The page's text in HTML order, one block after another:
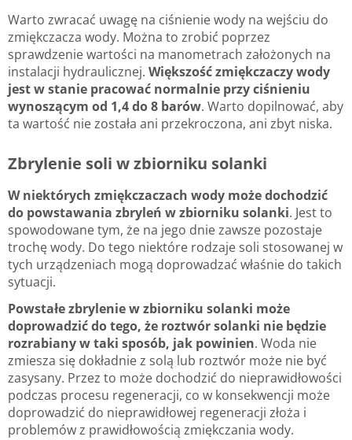
Warto zwracać uwagę na ciśnienie wody na wejściu do
zmiękczacza wody. Można to zrobić poprzez
sprawdzenie wartości na manometrach założonych na
instalacji hydraulicznej. Większość zmiękczaczy wody
jest w stanie pracować normalnie przy ciśnieniu
wynoszącym od 1,4 do 8 barów. Warto dopilnować, aby
ta wartość nie została ani przekroczona, ani zbyt niska.
Zbrylenie soli w zbiorniku solanki
W niektórych zmiękczaczach wody może dochodzić
do powstawania zbryleń w zbiorniku solanki. Jest to
spowodowane tym, że na jego dnie zawsze pozostaje
trochę wody. Do tego niektóre rodzaje soli stosowanej w
tych urządzeniach mogą doprowadzać właśnie do takich
sytuacji.
Powstałe zbrylenie w zbiorniku solanki może
doprowadzić do tego, że roztwór solanki nie będzie
rozrabiany w taki sposób, jak powinien. Woda nie
zmiesza się dokładnie z solą lub roztwór może nie być
zasysany. Przez to może dochodzić do nieprawidłowości
podczas procesu regeneracji, co w konsekwencji może
doprowadzić do nieprawidłowej regeneracji złoża i
problemów z prawidłowością zmiękczania wody.